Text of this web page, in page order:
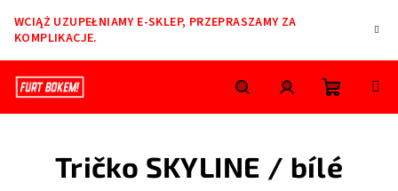
treści
WCIĄŻ UZUPEŁNIAMY E-SKLEP, PRZEPRASZAMY ZA
KOMPLIKACJE.
SzukajZaloguj
się
Koszyk
Tričko SKYLINE / bílé